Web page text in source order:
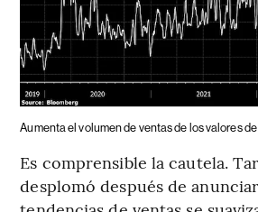
Aumenta el volumen de ventas de los valores
Es comprensible la cautela.
desplomó después de